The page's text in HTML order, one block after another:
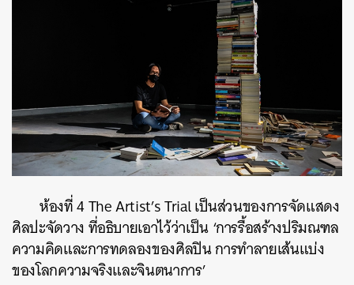
ห้องที่ 4 The Artist’s Trial เป็นส่วนของการจัดแสดง
ศิลปะจัดวาง ที่อธิบายเอาไว้ว่าเป็น ‘การรื้อสร้างปริมณฑล
ความคิดและการทดลองของศิลปิน การทำลายเส้นแบ่ง
ของโลกความจริงและจินตนาการ’